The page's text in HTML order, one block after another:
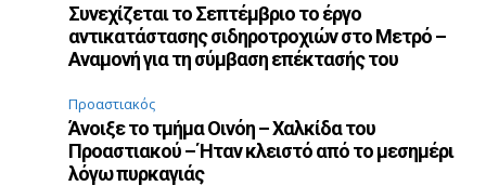
Συνεχίζεται το Σεπτέμβριο το έργο
αντικατάστασης σιδηροτροχιών στο Μετρό –
Αναμονή για τη σύμβαση επέκτασής του
Προαστιακός
Άνοιξε το τμήμα Οινόη – Χαλκίδα του
Προαστιακού – Ήταν κλειστό από το μεσημέρι
λόγω πυρκαγιάς